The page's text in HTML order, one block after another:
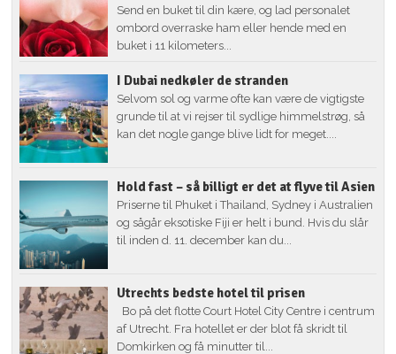
Send en buket til din kære, og lad personalet
ombord overraske ham eller hende med en
buket i 11 kilometers...
I Dubai nedkøler de stranden
Selvom sol og varme ofte kan være de vigtigste
grunde til at vi rejser til sydlige himmelstrøg, så
kan det nogle gange blive lidt for meget....
Hold fast – så billigt er det at flyve til Asien
Priserne til Phuket i Thailand, Sydney i Australien
og sågår eksotiske Fiji er helt i bund. Hvis du slår
til inden d. 11. december kan du...
Utrechts bedste hotel til prisen
Bo på det flotte Court Hotel City Centre i centrum
af Utrecht. Fra hotellet er der blot få skridt til
Domkirken og få minutter til...